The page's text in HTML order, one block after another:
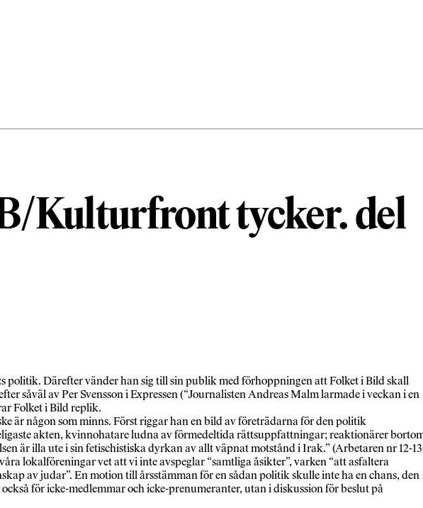
Kulturfront tycker. del
politik. Därefter vänder han sig till sin publik med förhoppningen att Folket i Bild skall
såväl av Per Svensson i Expressen (“Journalisten Andreas Malm larmade i veckan i en
Folket i Bild replik.
är någon som minns. Först riggar han en bild av företrädarna för den politik
akten, kvinnohatare ludna av förmedeltida rättsuppfattningar; reaktionärer
är illa ute i sin fetischistiska dyrkan av allt väpnat motstånd i Irak.” (Arbetaren nr 12-13
lokalföreningar vet att vi inte avspeglar “samtliga åsikter”, varken “att asfaltera
av judar”. En motion till årsstämman för en sådan politik skulle inte ha en chans, den
för icke-medlemmar och icke-prenumeranter, utan i diskussion för beslut på